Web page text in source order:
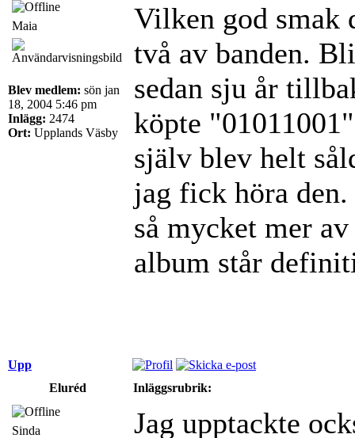
Maia
Blev medlem: sön jan
18, 2004 5:46 pm
Inlägg: 2474
Ort: Upplands Väsby
Vilken god smak
två av banden.
sedan sju år
köpte
själv blev helt
jag fick höra den.
så mycket mer
album står
Upp
Eluréd
Inläggsrubrik:
Sinda Jag upptackte